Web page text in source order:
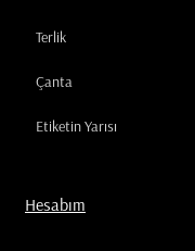
Terlik
Çanta
Etiketin Yarısı
Hesabım